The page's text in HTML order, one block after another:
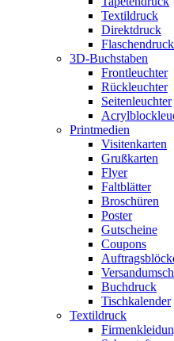
Textildruck
Direktdruck
Flaschendruck
3D-Buchstaben
Frontleuchter
Rückleuchter
Seitenleuchter
Printmedien
Visitenkarten
Grußkarten
Flyer
Faltblätter
Broschüren
Poster
Gutscheine
Coupons
Buchdruck
Tischkalender
Textildruck